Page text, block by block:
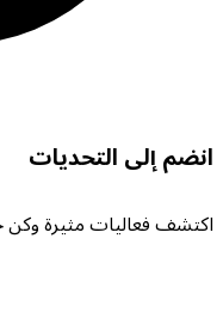
انضم إلى التحديات
اكتشف فعاليات مثيرة